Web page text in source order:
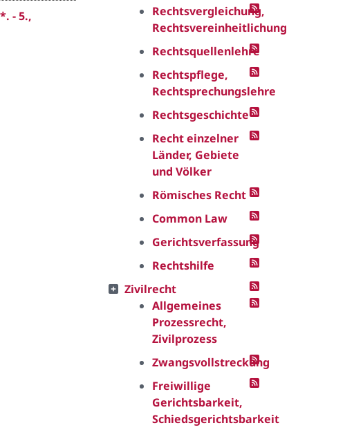
- 5.,
Rechtsvergleichung,
Rechtsvereinheitlichung
Rechtsquellenlehre
Rechtspflege,
Rechtsprechungslehre
Rechtsgeschichte
Recht einzelner
Länder, Gebiete
und Völker
Römisches Recht
Common Law
Gerichtsverfassung
Rechtshilfe
Zivilrecht
Allgemeines
Prozessrecht,
Zivilprozess
Zwangsvollstreckung
Freiwillige
Gerichtsbarkeit,
Schiedsgerichtsbarkeit